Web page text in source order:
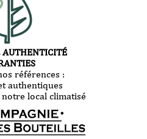
références :
authentiques
notre local climatisé